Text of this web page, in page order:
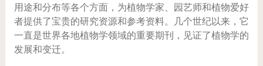
用途和分布等各个方面，为植物学家、园艺师和植物爱好
者提供了宝贵的研究资源和参考资料。几个世纪以来，它
一直是世界各地植物学领域的重要期刊，见证了植物学的
发展和变迁。